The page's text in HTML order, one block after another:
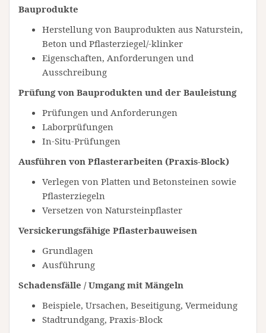
Bauprodukte
Herstellung von Bauprodukten aus Naturstein,
Beton und Pflasterziegel/-klinker
Eigenschaften, Anforderungen und
Ausschreibung
Prüfung von Bauprodukten und der Bauleistung
Prüfungen und Anforderungen
Laborprüfungen
In-Situ-Prüfungen
Ausführen von Pflasterarbeiten (Praxis-Block)
Verlegen von Platten und Betonsteinen sowie
Pflasterziegeln
Versetzen von Natursteinpflaster
Versickerungsfähige Pflasterbauweisen
Grundlagen
Ausführung
Schadensfälle / Umgang mit Mängeln
Beispiele, Ursachen, Beseitigung, Vermeidung
Stadtrundgang, Praxis-Block